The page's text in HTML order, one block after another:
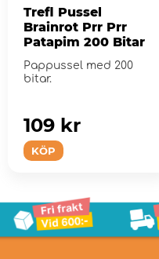
Trefl Pussel
Brainrot Prr Prr
Patapim 200 Bitar
Pappussel med 200
bitar.
KÖP
109 kr